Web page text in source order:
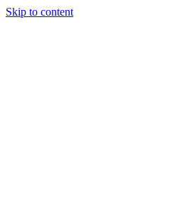
Skip to content